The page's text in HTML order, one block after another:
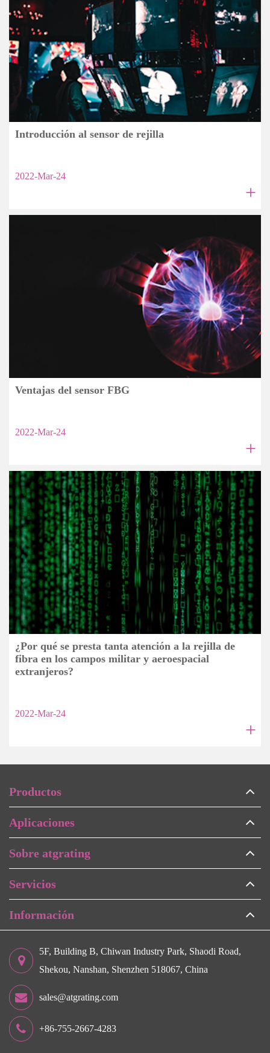
Introducción al sensor de rejilla
2022-Mar-24
+
Ventajas del sensor FBG
2022-Mar-24
+
¿Por qué se presta tanta atención a la rejilla de
fibra en los campos militar y aeroespacial
extranjeros?
2022-Mar-24
+
Productos
Aplicaciones
Sobre atgrating
Servicios
Información
5F, Building B, Chiwan Industry Park, Shaodi Road,
Shekou, Nanshan, Shenzhen 518067, China
sales@atgrating.com
+86-755-2667-4283